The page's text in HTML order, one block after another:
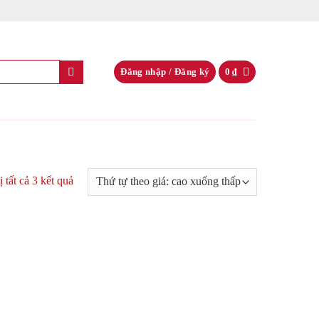
Đăng nhập / Đăng ký 0₫
tất cả 3 kết quả